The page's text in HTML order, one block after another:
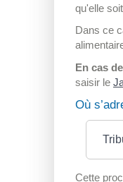
qu'elle
Dans ce
En cas
saisir le
Où
Cette